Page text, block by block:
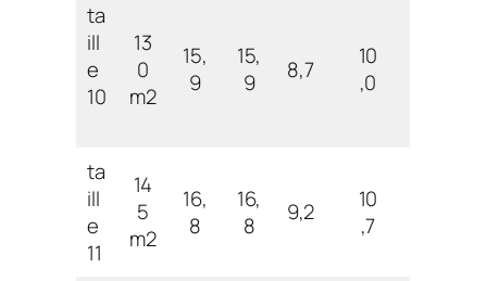
ta
ill
e
10
13
0
m2
15,
9
15,
9
8,7
10
,0
ta
ill
e
11
14
5
m2
16,
8
16,
8
9,2
10
,7